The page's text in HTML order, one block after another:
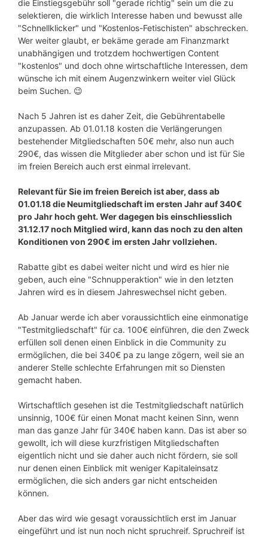
die Einstiegsgebühr soll "gerade richtig" sein um die zu
selektieren, die wirklich Interesse haben und bewusst alle
"Schnellklicker" und "Kostenlos-Fetischisten" abschrecken.
Wer weiter glaubt, er bekäme gerade am Finanzmarkt
unabhängigen und trotzdem hochwertigen Content
"kostenlos" und doch ohne wirtschaftliche Interessen, dem
wünsche ich mit einem Augenzwinkern weiter viel Glück
beim Suchen. 😉
Nach 5 Jahren ist es daher Zeit, die Gebührentabelle
anzupassen. Ab 01.01.18 kosten die Verlängerungen
bestehender Mitgliedschaften 50€ mehr, also nun auch
290€, das wissen die Mitglieder aber schon und ist für Sie
im freien Bereich auch erst einmal irrelevant.
Relevant für Sie im freien Bereich ist aber, dass ab
01.01.18 die Neumitgliedschaft im ersten Jahr auf 340€
pro Jahr hoch geht. Wer dagegen bis einschliesslich
31.12.17 noch Mitglied wird, kann das noch zu den alten
Konditionen von 290€ im ersten Jahr vollziehen.
Rabatte gibt es dabei weiter nicht und wird es hier nie
geben, auch eine "Schnupperaktion" wie in den letzten
Jahren wird es in diesem Jahreswechsel nicht geben.
Ab Januar werde ich aber voraussichtlich eine einmonatige
"Testmitgliedschaft" für ca. 100€ einführen, die den Zweck
erfüllen soll denen einen Einblick in die Community zu
ermöglichen, die bei 340€ pa zu lange zögern, weil sie an
anderer Stelle schlechte Erfahrungen mit so Diensten
gemacht haben.
Wirtschaftlich gesehen ist die Testmitgliedschaft natürlich
unsinnig, 100€ für einen Monat macht keinen Sinn, wenn
man das ganze Jahr für 340€ haben kann. Das ist aber so
gewollt, ich will diese kurzfristigen Mitgliedschaften
eigentlich nicht und sie daher auch nicht fördern, sie soll
nur denen einen Einblick mit weniger Kapitaleinsatz
ermöglichen, die sich anders gar nicht entscheiden
können.
Aber das wird wie gesagt voraussichtlich erst im Januar
eingeführt und ist nun noch nicht spruchreif. Spruchreif ist